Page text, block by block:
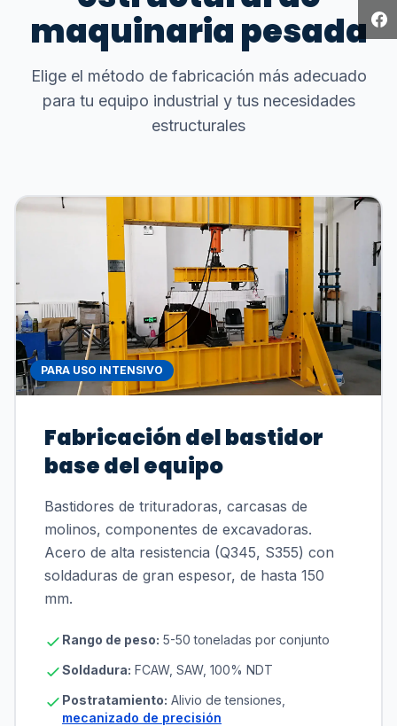
maquinaria pesada
Elige el método de fabricación más adecuado
para tu equipo industrial y tus necesidades
estructurales
PARA USO INTENSIVO
Fabricación del bastidor
base del equipo
Bastidores de trituradoras, carcasas de
molinos, componentes de excavadoras.
Acero de alta resistencia (Q345, S355) con
soldaduras de gran espesor, de hasta 150
mm.
Rango de peso: 5-50 toneladas por conjunto
Soldadura: FCAW, SAW, 100% NDT
Postratamiento: Alivio de tensiones,
mecanizado de precisión